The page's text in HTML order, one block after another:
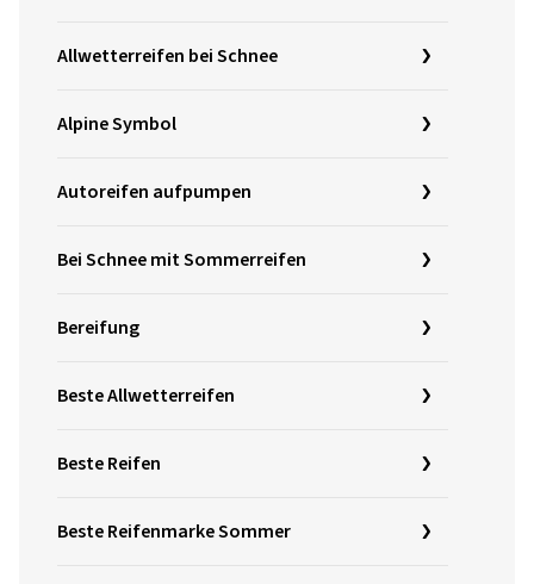
Allwetterreifen bei Schnee
Alpine Symbol
Autoreifen aufpumpen
Bei Schnee mit Sommerreifen
Bereifung
Beste Allwetterreifen
Beste Reifen
Beste Reifenmarke Sommer